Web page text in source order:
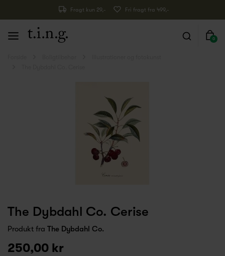
Fragt kun 29,- Fri fragt fra 499,-
0
The Dybdahl Co. Cerise
Produkt fra The Dybdahl Co.
250,00 kr